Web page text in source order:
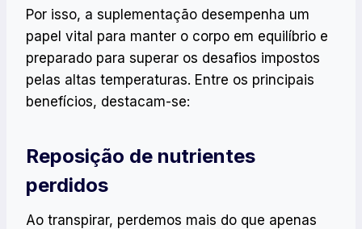
Por isso, a suplementação desempenha um
papel vital para manter o corpo em equilíbrio e
preparado para superar os desafios impostos
pelas altas temperaturas. Entre os principais
benefícios, destacam-se:
Reposição de nutrientes
perdidos
Ao transpirar, perdemos mais do que apenas